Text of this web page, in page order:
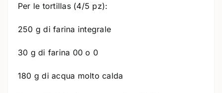
Per le tortillas (4/5 pz):
250 g di farina integrale
30 g di farina 00 o 0
180 g di acqua molto calda